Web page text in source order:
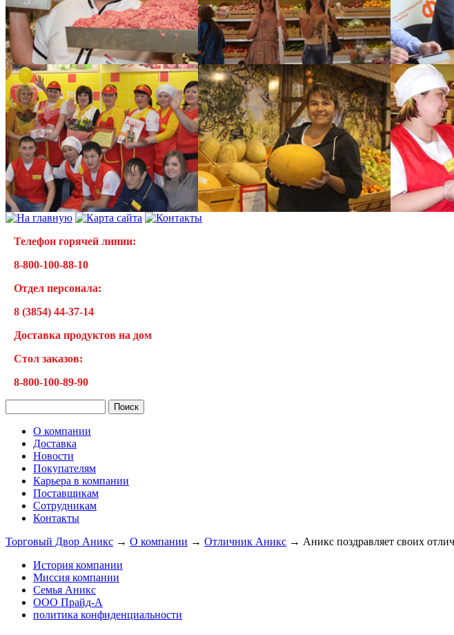
Телефон горячей линии:
8-800-100-88-10
Отдел персонала:
8 (3854) 44-37-14
Доставка продуктов на дом
Cтол заказов:
8-800-100-89-90
О компании
Доставка
Новости
Покупателям
Карьера в компании
Поставщикам
Сотрудникам
Контакты
Торговый Двор Аникс → О компании → Отличник Аникс → Аникс поздравляет своих
История компании
Миссия компании
Семья Аникс
ООО Прайд-А
политика конфиденциальности